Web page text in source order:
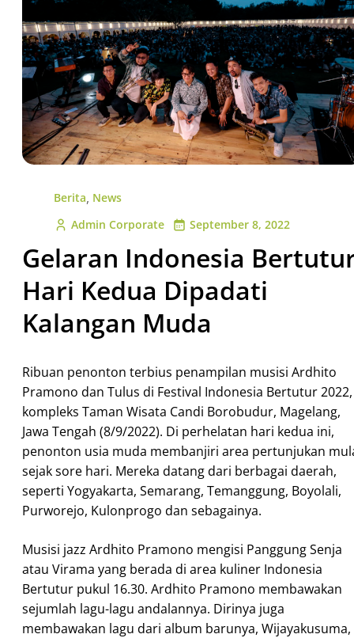
Berita, News
Admin Corporate
September 8, 2022
Gelaran Indonesia
Hari Kedua Dipadati
Kalangan Muda
Ribuan penonton terbius penampilan musisi Ardhito
Pramono dan Tulus di Festival Indonesia Bertutur 2022,
kompleks Taman Wisata Candi Borobudur, Magelang,
Jawa Tengah (8/9/2022). Di perhelatan hari kedua ini,
penonton usia muda membanjiri area pertunjukan
sejak sore hari. Mereka datang dari berbagai daerah,
seperti Yogyakarta, Semarang, Temanggung, Boyolali,
Purworejo, Kulonprogo dan sebagainya.
Musisi jazz Ardhito Pramono mengisi Panggung Senja
atau Virama yang berada di area kuliner Indonesia
Bertutur pukul 16.30. Ardhito Pramono membawakan
sejumlah lagu-lagu andalannya. Dirinya juga
membawakan lagu dari album barunya, Wijayakusuma,